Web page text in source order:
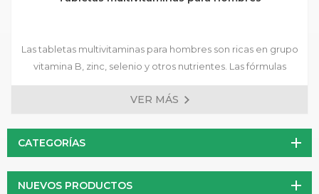
Las tabletas multivitaminas para hombres son ricas en grupo
vitamina B, zinc, selenio y otros nutrientes. Las fórmulas
preparadas están disponibles, y se aceptan fórmulas
personalizadas.
VER MÁS
CATEGORÍAS
NUEVOS PRODUCTOS